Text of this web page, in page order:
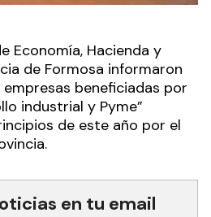
Economía, Hacienda y
de Formosa informaron
empresas beneficiadas por
industrial y Pyme”
de este año por el
en tu email